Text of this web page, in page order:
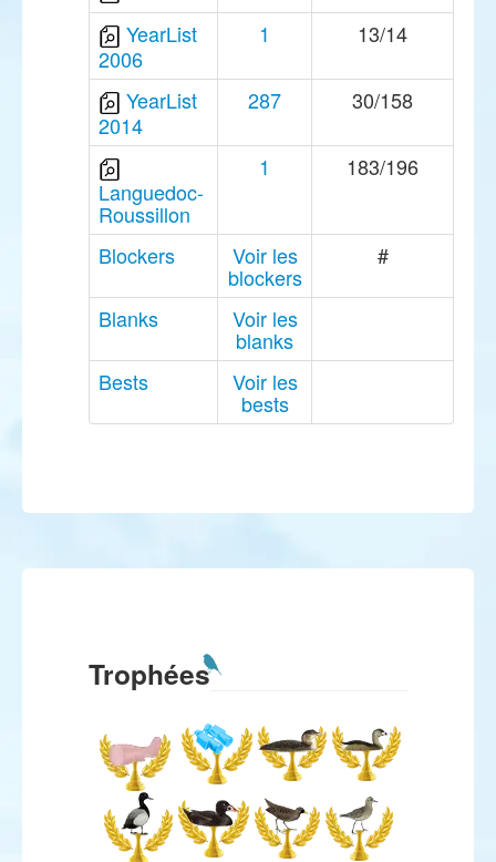
YearList
2006
1 13/14
YearList
2014
287 30/158
Languedoc-
Roussillon
1 183/196
Blockers Voir les
blockers
#
Blanks Voir les
blanks
Bests
Voir les
bests
Trophées